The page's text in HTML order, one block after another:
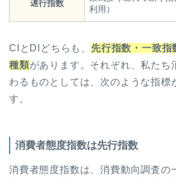
遅行指数
利用）
CIとDIどちらも、 先行指数・一致指
種類があります。それぞれ、私たち
わるものとしては、次のような指標
す。
消費者態度指数は先行指数
消費者態度指数は、消費動向調査の